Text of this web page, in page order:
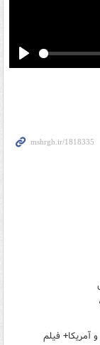
Play
آمریکا+ فیلم